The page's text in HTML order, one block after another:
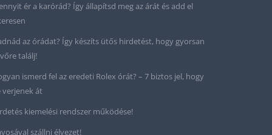
ér a karórád? Így állapítsd meg az árát és add el
az órádat? Így készíts ütős hirdetést, hogy gyorsan
találj!
ismerd fel az eredeti Rolex órát? – 7 biztos jel, hogy
verjenek át
kiemelési rendszer működése!
szállni élvezet!